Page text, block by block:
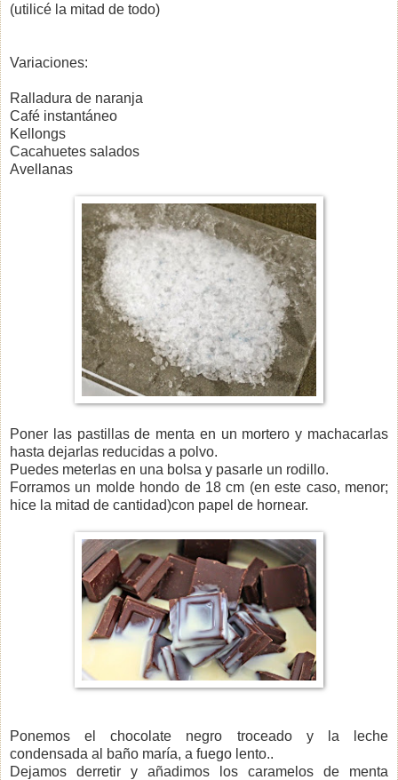
(utilicé la mitad de todo)
Variaciones:
Ralladura de naranja
Café instantáneo
Kellongs
Cacahuetes salados
Avellanas
Poner las pastillas de menta en un mortero y machacarlas
hasta dejarlas reducidas a polvo.
Puedes meterlas en una bolsa y pasarle un rodillo.
Forramos un molde hondo de 18 cm (en este caso, menor;
hice la mitad de cantidad)con papel de hornear.
Ponemos el chocolate negro troceado y la leche
condensada al baño maría, a fuego lento..
Dejamos derretir y añadimos los caramelos de menta